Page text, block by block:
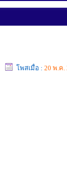
โพสเมื่อ : 20 พ.ค.